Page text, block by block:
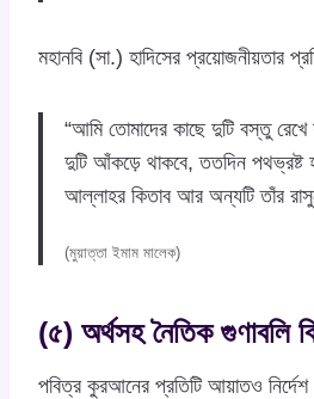
মহানবি (সা.) হাদিসের প্রয়োজনীয়তার
“আমি তোমাদের কাছে দুটি বস্তু
দুটি আঁকড়ে থাকবে, ততদিন পথভ্রষ্ট
আল্লাহর কিতাব আর অন্যটি তাঁর
(মুয়াত্তা ইমাম মালেক)
(৫) অর্থসহ নৈতিক গুণাবলি
পবিত্র কুরআনের প্রতিটি আয়াতও